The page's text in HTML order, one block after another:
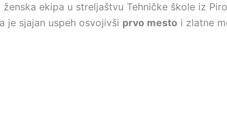
ekipa u streljaštvu Tehničke škole iz
je sjajan uspeh osvojivši prvo mesto i zlatne